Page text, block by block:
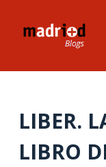
t
LIBER.
LIBRO